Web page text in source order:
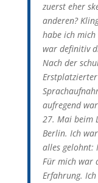
zuerst eher
anderen?
habe ich mich
war definitiv
Nach der
aufregend
27. Mai beim
Berlin. Ich war
alles gelohnt:
Für mich war
Erfahrung.